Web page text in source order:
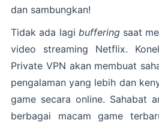
dan sambungkan!
Tidak ada lagi bufferingsaat
video streaming Netflix.
Private VPN akan membuat
pengalaman yang lebih dan
game secara online. Sahabat
berbagai macam game